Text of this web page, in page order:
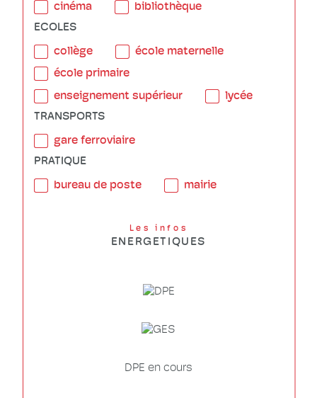
cinéma
bibliothèque
ECOLES
collège
école maternelle
école primaire
enseignement supérieur
lycée
TRANSPORTS
gare ferroviaire
PRATIQUE
bureau de poste mairie
Les infos
ENERGETIQUES
DPE en cours